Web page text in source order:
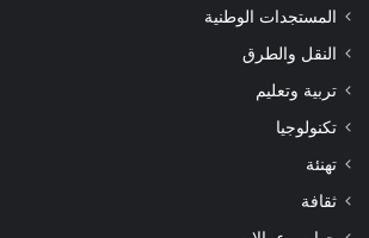
المستجدات الوطنية
النقل والطرق
تربية وتعليم
تكنولوجيا
تهنئة
ثقافة